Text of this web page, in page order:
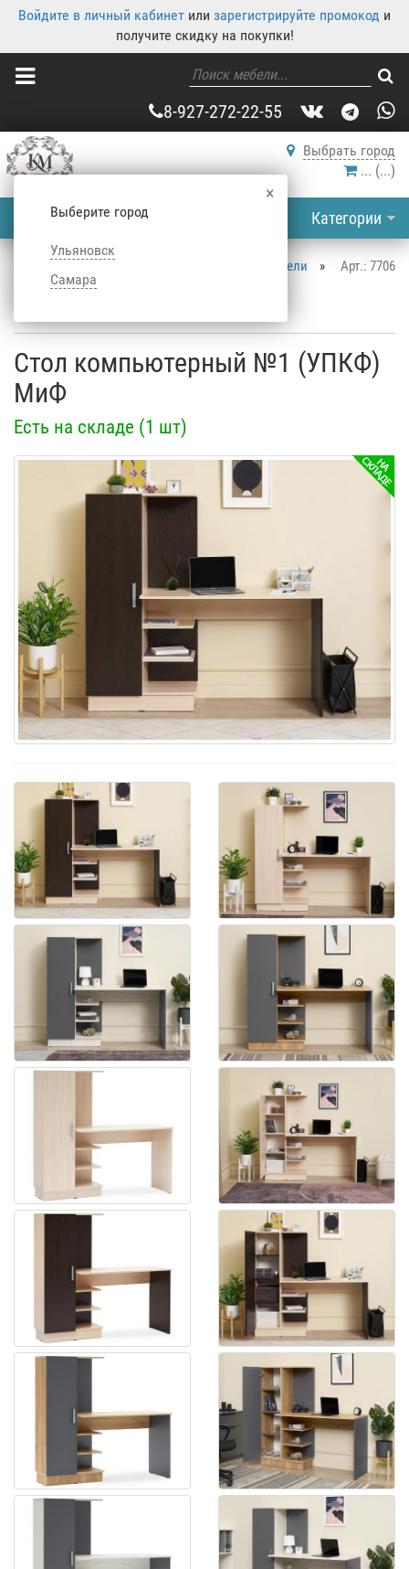
Войдите в личный кабинет или зарегистрируйте промокод и
получите скидку на покупки!
8-927-272-22-55
Выбрать город
×
Выберите город
Ульяновск
Самара
... (...)
Категории
Арт.: 7706
Каталог корпусной мебели
»
Столы
» Компьютерные столы
Стол компьютерный №1 (УПКФ)
МиФ
Есть на складе (1 шт)